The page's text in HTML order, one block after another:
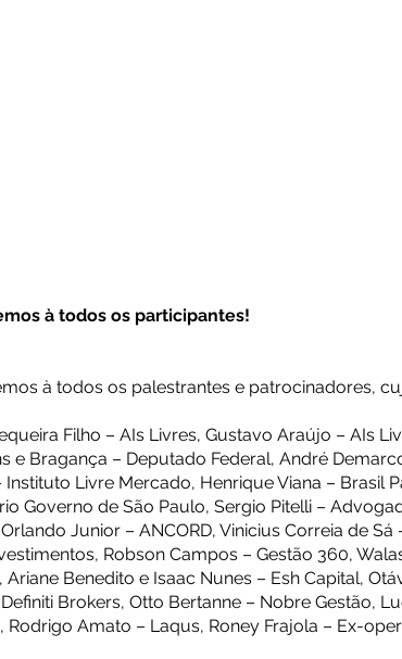
à todos os participantes!
à todos os palestrantes e patrocinadores,
Filho – AIs Livres, Gustavo Araújo – AIs
e Bragança – Deputado Federal, André
Instituto Livre Mercado, Henrique Viana – Brasil
Governo de São Paulo, Sergio Pitelli –
Junior – ANCORD, Vinicius Correia de
Robson Campos – Gestão 360,
Ariane Benedito e Isaac Nunes – Esh Capital,
Brokers, Otto Bertanne – Nobre Gestão,
Rodrigo Amato – Laqus, Roney Frajola – Ex-